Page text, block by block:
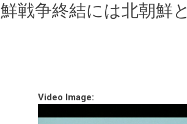
戦争終結には北朝鮮と
Video Image: